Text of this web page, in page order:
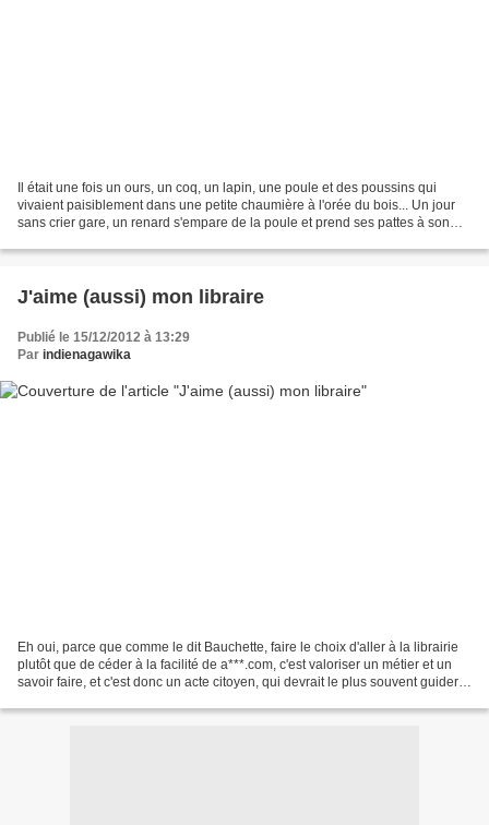
Il était une fois un ours, un coq, un lapin, une poule et des poussins qui
vivaient paisiblement dans une petite chaumière à l'orée du bois... Un jour
sans crier gare, un renard s'empare de la poule et prend ses pattes à son
J'aime (aussi) mon libraire
Publié le 15/12/2012 à 13:29
Par indienagawika
Eh oui, parce que comme le dit Bauchette, faire le choix d'aller à la librairie
plutôt que de céder à la facilité de a***.com, c'est valoriser un métier et un
savoir faire, et c'est donc un acte citoyen, qui devrait le plus souvent guider